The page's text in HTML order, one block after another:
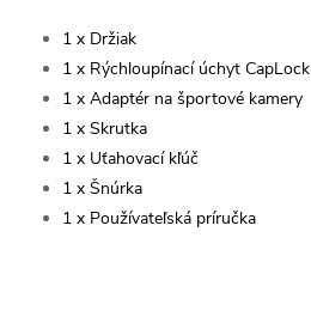
1 x Držiak
1 x Rýchloupínací úchyt CapLock
1 x Adaptér na športové kamery
1 x Skrutka
1 x Uťahovací kľúč
1 x Šnúrka
1 x Používateľská príručka